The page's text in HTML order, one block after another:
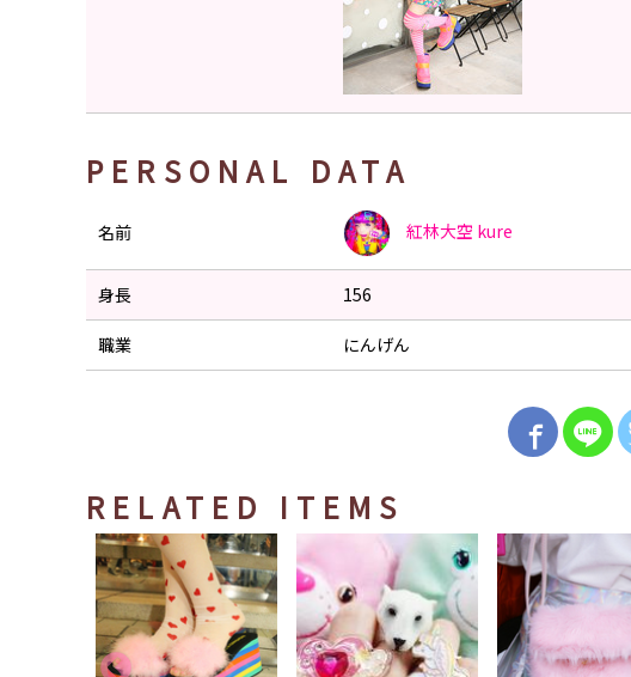
PERSONAL DATA
名前 紅林大空 kure
身長 156
職業 にんげん
RELATED ITEMS